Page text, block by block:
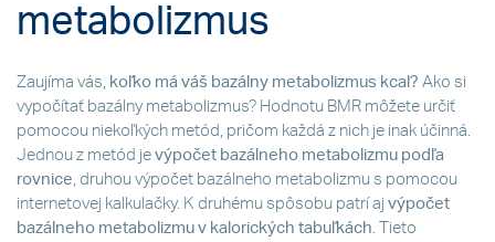
metabolizmus
Zaujíma vás, koľko má váš bazálny metabolizmus kcal? Ako si
vypočítať bazálny metabolizmus? Hodnotu BMR môžete určiť
pomocou niekoľkých metód, pričom každá z nich je inak účinná.
Jednou z metód je výpočet bazálneho metabolizmu podľa
rovnice , druhou výpočet bazálneho metabolizmu s pomocou
internetovej kalkulačky. K druhému spôsobu patrí aj výpočet
bazálneho metabolizmu v kalorických tabuľkách . Tieto